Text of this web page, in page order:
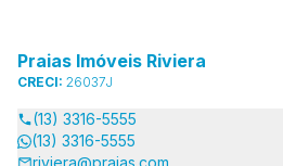
Praias Imóveis Riviera
CRECI: 26037J
(13) 3316-5555
(13) 3316-5555
riviera@praias.com